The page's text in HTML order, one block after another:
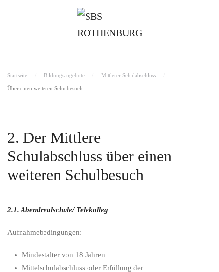
Startseite Bildungsangebote Mittlerer Schulabschluss
Über einen weiteren Schulbesuch
2. Der Mittlere
Schulabschluss über einen
weiteren Schulbesuch
2.1. Abendrealschule/ Telekolleg
Aufnahmebedingungen:
Mindestalter von 18 Jahren
Mittelschulabschluss oder Erfüllung der